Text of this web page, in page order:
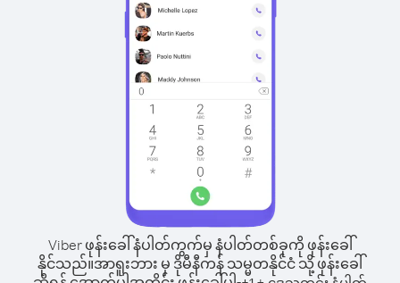
Viber ဖုန်းခေါ်နံပါတ်ကွက်မှ နံပါတ်တစ်ခုကို ဖုန်းခေါ်
နိုင်သည်။အာရူးဘား မှ ဒိုမီနီကန် သမ္မတနိုင်ငံ သို့ ဖုန်းခေါ်